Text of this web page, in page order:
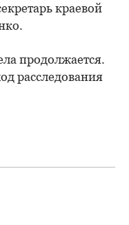
краевой
продолжается.
расследования